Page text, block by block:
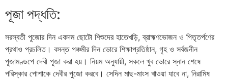
পূজা পদ্ধতি:
সরস্বতী পুজোর দিন একদম ছোটো শিশুদের হাতেখড়ি, ব্রাহ্মণভোজন ও পিতৃতর্পণের
প্রথাও প্রচলিত। বসন্ত পঞ্চমীর দিন ভোরে শিক্ষাপ্রতিষ্ঠান, গৃহ ও সর্বজনীন
পূজামণ্ডপে দেবী পূজা করা হয়। নিয়ম অনুযায়ী, সকলে খুব ভোরে স্নান শেষে
পরিস্কার পোশাকে দেবীর পুজো করবে। সেদিন মাছ-মাংস খাওয়া যাবে না, নিরামিষ